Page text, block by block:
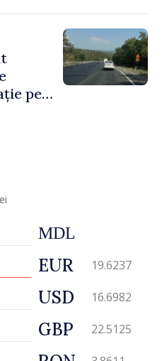
pe
MDL
EUR 19.6237
USD 16.6982
GBP 22.5125